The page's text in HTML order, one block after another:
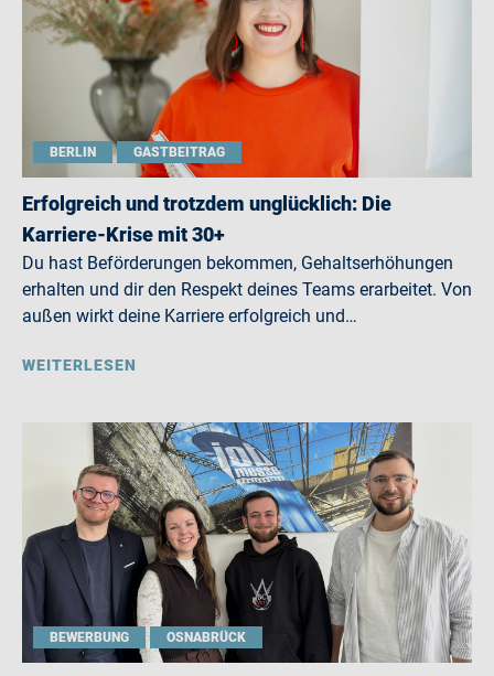
BERLIN GASTBEITRAG
Erfolgreich und trotzdem unglücklich: Die
Karriere-Krise mit 30+
Du hast Beförderungen bekommen, Gehaltserhöhungen
erhalten und dir den Respekt deines Teams erarbeitet. Von
außen wirkt deine Karriere erfolgreich und…
WEITERLESEN
BEWERBUNG OSNABRÜCK